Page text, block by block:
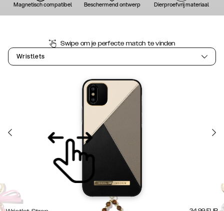
Magnetisch compatibel Beschermend ontwerp Dierproefvrij materiaal
Swipe om je perfecte match te vinden
Wristlets